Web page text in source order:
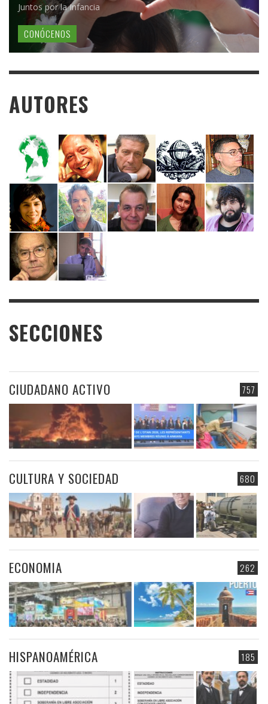
Juntos por la Infancia
CONÓCENOS
AUTORES
SECCIONES
757
CIUDADANO ACTIVO
680
CULTURA Y SOCIEDAD
262
ECONOMIA
185
HISPANOAMÉRICA